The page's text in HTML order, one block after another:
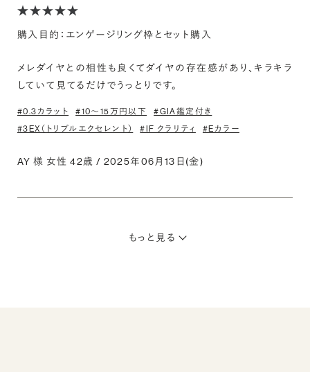
購入目的：エンゲージリング枠とセット購入
メレダイヤとの相性も良くてダイヤの存在感があり、キラキラ
していて見てるだけでうっとりです。
#0.3カラット #10〜15万円以下
#GIA鑑定付き
#3EX（トリプルエクセレント）
#IF クラリティ #Eカラー
AY 様 女性 42歳 / 2025年06月13日(金)
もっと見る